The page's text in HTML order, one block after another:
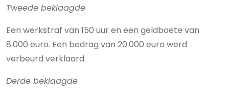
Tweede beklaagde
Een werkstraf van 150 uur en een geldboete van
8.000 euro. Een bedrag van 20.000 euro werd
verbeurd verklaard.
Derde beklaagde